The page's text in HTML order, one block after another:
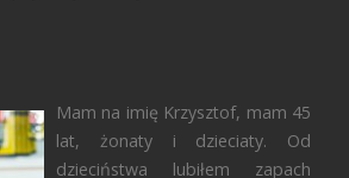
Mam na imię Krzysztof, mam 45
lat, żonaty i dzieciaty. Od
dzieciństwa lubiłem zapach